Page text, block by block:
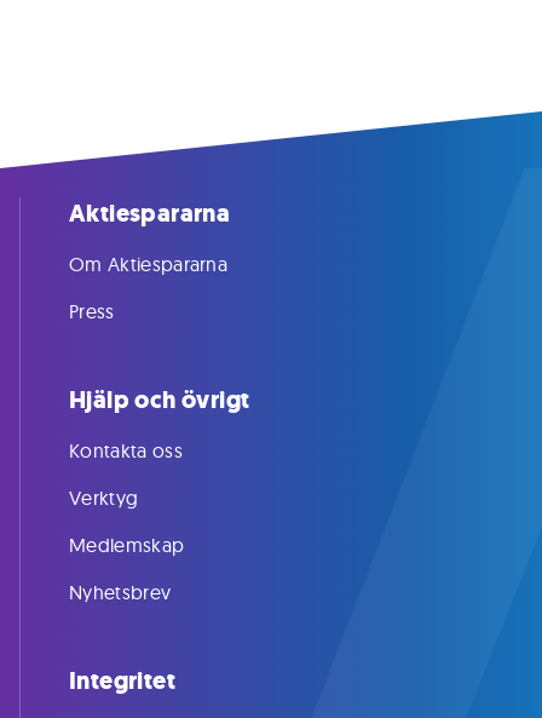
Aktiespararna
Om Aktiespararna
Press
Hjälp och övrigt
Kontakta oss
Verktyg
Medlemskap
Nyhetsbrev
Integritet